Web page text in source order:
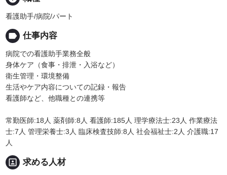
看護助手/病院/パート
label 仕事内容
病院での看護助手業務全般
身体ケア（食事・排泄・入浴など）
衛生管理・環境整備
生活やケア内容についての記録・報告
看護師など、他職種との連携等
常勤医師:18人 薬剤師:8人 看護師:185人 理学療法士:23人 作業療法
士:7人 管理栄養士:3人 臨床検査技師:8人 社会福祉士:2人 介護職:17
人
portrait 求める人材